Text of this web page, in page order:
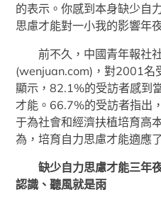
的表示。你感到本身缺少自
思慮才能對一小我的影響年
前不久，中國青年報社
(wenjuan.com)，對2001名
顯示，82.1%的受訪者感到
才能。66.7%的受訪者指出
于為社會和經濟扶植培育高
為，培育自力思慮才能適應
缺少自力思慮才能三年
認識、聽風就是雨